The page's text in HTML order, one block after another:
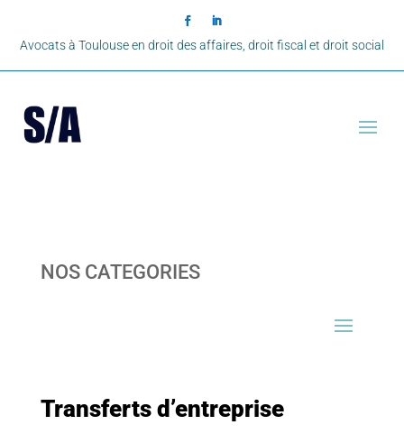
Avocats à Toulouse en droit des affaires, droit fiscal et droit social
NOS CATEGORIES
Transferts d’entreprise